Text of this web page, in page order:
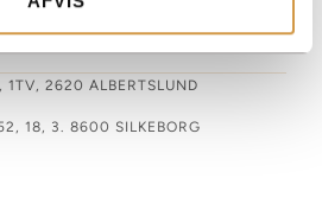
APS
1TV, 2620 ALBERTSLUND
18, 3. 8600 SILKEBORG